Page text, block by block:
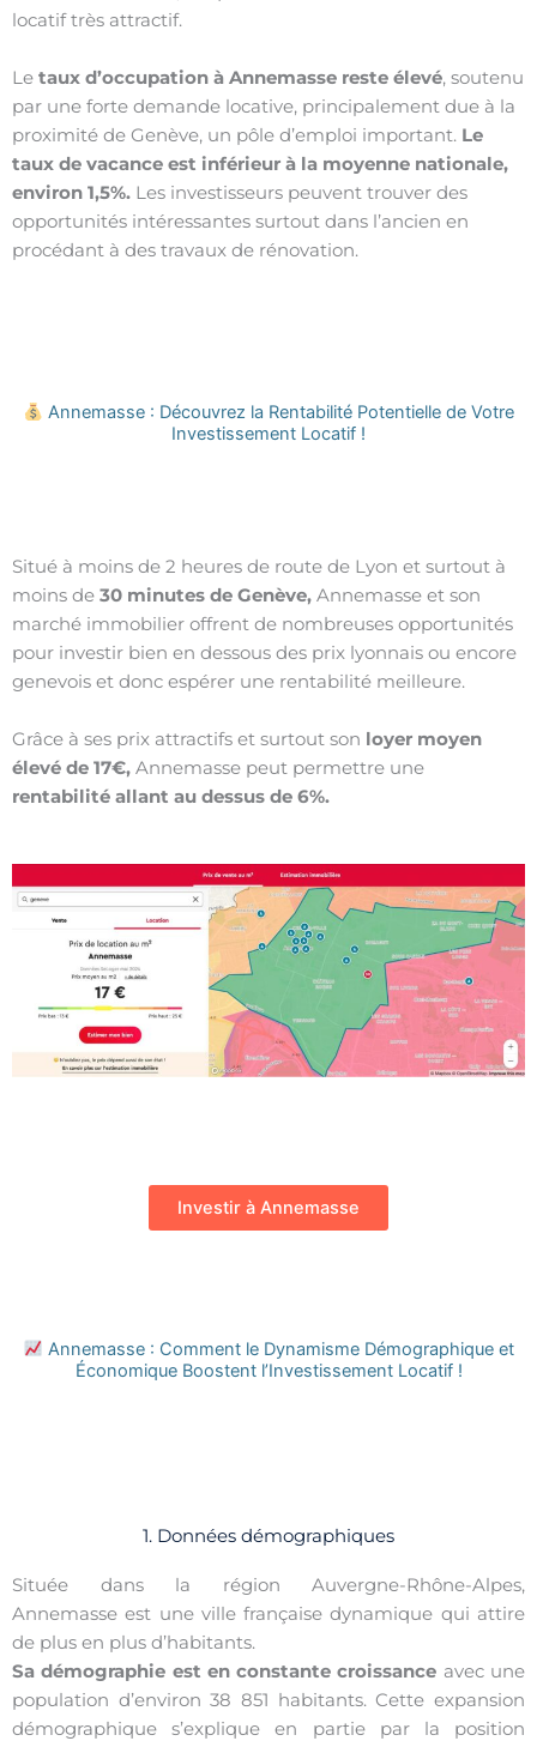
locatif très attractif.
Le taux d’occupation à Annemasse reste élevé, soutenu
par une forte demande locative, principalement due à la
proximité de Genève, un pôle d’emploi important. Le
taux de vacance est inférieur à la moyenne nationale,
environ 1,5%. Les investisseurs peuvent trouver des
opportunités intéressantes surtout dans l’ancien en
procédant à des travaux de rénovation.
Annemasse : Découvrez la Rentabilité Potentielle de Votre
Investissement Locatif !
Situé à moins de 2 heures de route de Lyon et surtout à
moins de 30 minutes de Genève, Annemasse et son
marché immobilier offrent de nombreuses opportunités
pour investir bien en dessous des prix lyonnais ou encore
genevois et donc espérer une rentabilité meilleure.
Grâce à ses prix attractifs et surtout son loyer moyen
élevé de 17€, Annemasse peut permettre une
rentabilité allant au dessus de 6%.
Investir à Annemasse
Annemasse : Comment le Dynamisme Démographique et
Économique Boostent l’Investissement Locatif !
1. Données démographiques
Située dans la région Auvergne-Rhône-Alpes,
Annemasse est une ville française dynamique qui attire
de plus en plus d’habitants.
Sa démographie est en constante croissance avec une
population d’environ 38 851 habitants. Cette expansion
démographique s’explique en partie par la position